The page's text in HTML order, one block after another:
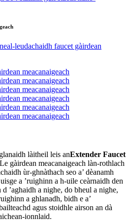
làitheil leis anExtender Faucet
gàirdean meacanaigeach làn-rothlach
ùr-ghnàthach seo a’ dèanamh
a ’ruighinn a h-uile ceàrnaidh den
’aghaidh a nighe, do bheul a nighe,
a ghlanadh, bidh e a’
agus stoidhle airson an dà
ionnlaid.